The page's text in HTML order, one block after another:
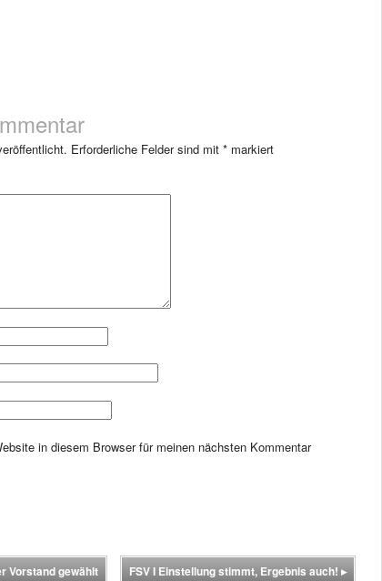
Erforderliche Felder sind mit * markiert
in diesem Browser für meinen nächsten Kommentar
Vorstand gewählt FSV I Einstellung stimmt, Ergebnis auch! ▸